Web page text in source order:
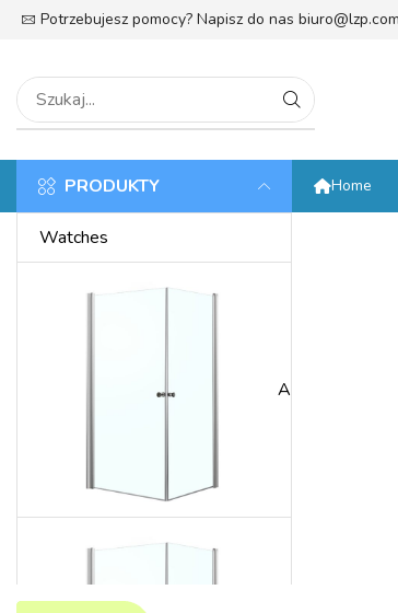
Potrzebujesz pomocy? Napisz do nas
PRODUKTY
Watches
Anniversary
Home